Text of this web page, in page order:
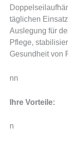
täglichen
Auslegung für
Pflege,
Gesundheit von
nn
Ihre Vorteile:
n